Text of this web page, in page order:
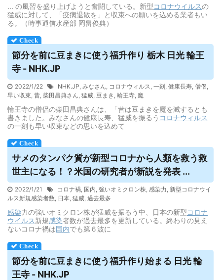
... の風習を盛り上げようと奮闘している。新型コロナウイルスの
猛威に対して、「疫病退散を」と収束への願いを込める業者もい
る。（時事通信水産部 岡畠俊典）
節分を前に豆まきに使う福升作り 栃木 日光 輪王
寺 - NHK.JP
2022/1/22 NHK.JP, みなさん, コロナウィルス, 一刻, 健康長寿, 僧侶,
早い収束, 昔, 柴田昌典さん, 猛威, 豆まき , 輪王寺, 魔
輪王寺の僧侶の柴田昌典さんは、「昔は豆まきを魔を滅するとも
書きました。みなさんの健康長寿、猛威を振るう コロナウィルス
の一刻も早い収束などの思いを込めて
サメのタンパク質が新型コロナから人類を救う救
世主になる！？米国の研究者が新説を発表 ...
2022/1/21 コロナ禍, 国内, 強いオミクロン株, 感染力, 新型コロナウイ
ルス新規感染者数, 日本, 猛威, 過去最多
感染力の強いオミクロン株が猛威を振るう中、日本の新型コロナ
ウイルス新規感染者数が過去最多を更新している。終わりの見え
ないコロナ禍は国内でも第６波に
節分を前に豆まきに使う福升作り始まる 日光 輪
王寺 - NHK.JP